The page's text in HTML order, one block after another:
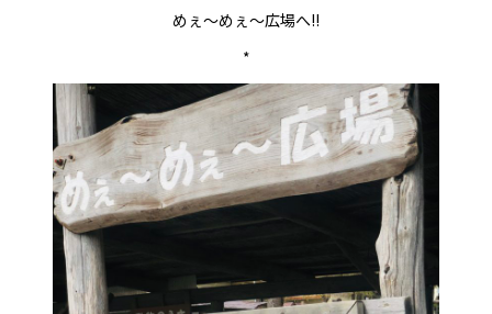
めぇ～めぇ～広場へ!!
*